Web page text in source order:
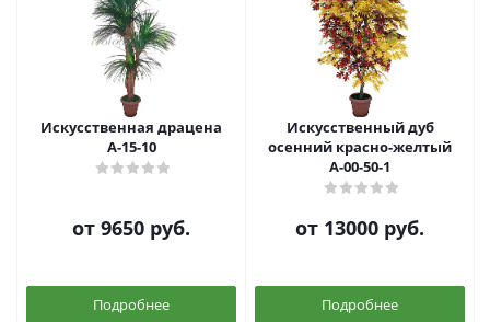
Искусственная драцена
А-15-10
от 9650 руб.
Подробнее
Искусственный дуб
осенний красно-желтый
А-00-50-1
от 13000 руб.
Подробнее